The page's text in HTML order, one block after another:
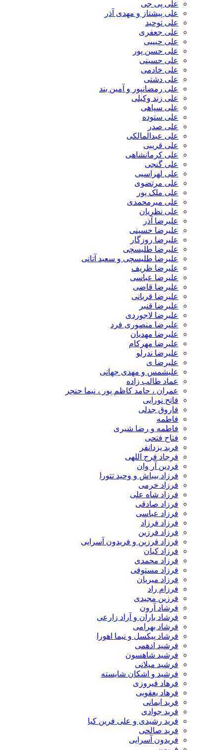
علی پی جی
علی پیشتاز و مهدی آذر
علی توحید
علی جعفری
علی حبیبی
علی حسن پور
علی حسینی
علی خادمی
علی دشتی
علی رمضانپور و آمین بند
علی زند وکیلی
علی سپاهی
علی ستوده
علی صدر
علی عبدالمالکی
علی قریبی
علی کرمانشاهی
علی گنجی
علی لهراسبی
علی مرتضوی
علی ملک پور
علی میرمحمدی
علی نظریان
علیرضا آذر
علیرضا حسینی
علیرضا روزگار
علیرضا طلیسچی
علیرضا طلیسچی و سعید آتانی
علیرضا ظریف
علیرضا عباسی
علیرضا قاضی
علیرضا قربانی
علیرضا قنبر
علیرضا لاجوردی
علیرضا منصوری فرد
علیرضا مهدیان
علیرضا مهرکام
علیرضا ندرلو
علیرضا ی
علیشمس و مهدی جهانی
عماد طالب زاده
عمران ، حامد کاظم پور ، نیما حنجر
فاتح نورایی
فاروق جدلی
فاطمه
فاطمه و رضا شیری
فتاح فتحی
فربد یزدانفر
فرجاد فرج اللهی
فردین آر وان
فرزاد بیباش و وحید تتورا
فرزاد خرمی
فرزاد شاه علی
فرزاد صادقی
فرزاد عباسی
فرزاد فرزاد
فرزاد فرزین
فرزاد فرزین و فریدون آسرایی
فرزاد کیان
فرزاد محمدی
فرزاد مستوفی
فرزاد میریان
فرزام راد
فرزین مجیدی
فرشاد آرون
فرشاد باران و آراد زارعی
فرشاد بهرامی
فرشاد پیکسل و نیما اهورا
فرشید ادهمی
فرشید شاهسون
فرشید میلانی
فرشید و اشکان شایسته
فرهاد فیروزی
فرهاد یعقوبی
فرید ایمانی
فرید جوادی
فرید رشیدی و علی فرین کیا
فرید صالحی
فریدون آسرایی